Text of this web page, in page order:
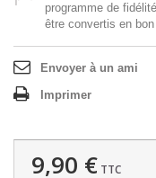
programme de
être convertis en
Envoyer à un ami
Imprimer
9,90 € TTC